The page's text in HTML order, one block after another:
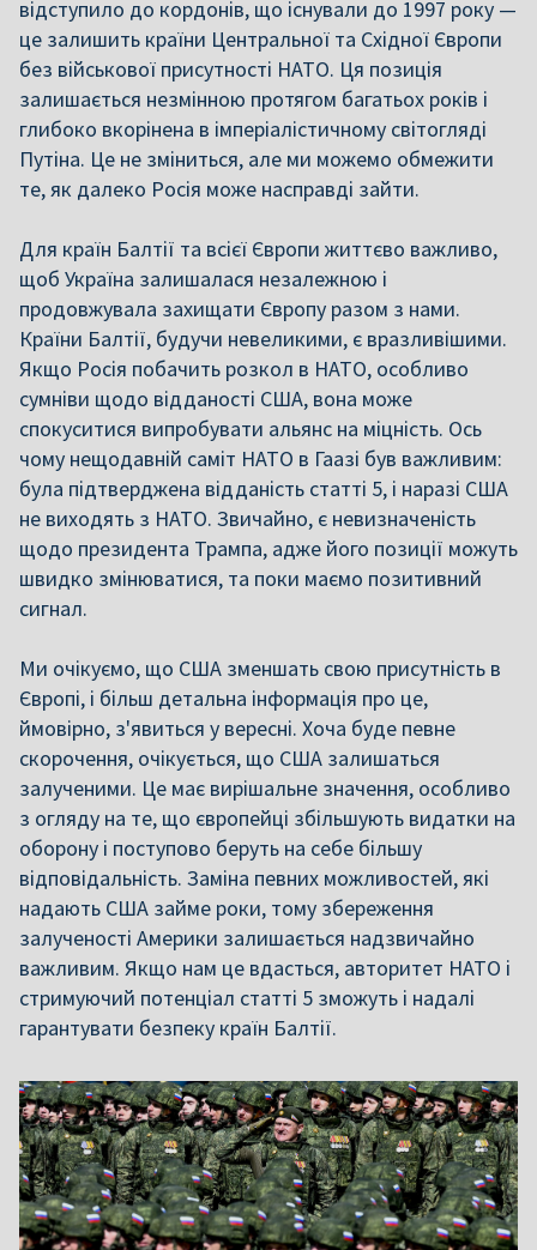
відступило до кордонів, що існували до 1997 року —
це залишить країни Центральної та Східної Європи
без військової присутності НАТО. Ця позиція
залишається незмінною протягом багатьох років і
глибоко вкорінена в імперіалістичному світогляді
Путіна. Це не зміниться, але ми можемо обмежити
те, як далеко Росія може насправді зайти.
Для країн Балтії та всієї Європи життєво важливо,
щоб Україна залишалася незалежною і
продовжувала захищати Європу разом з нами.
Країни Балтії, будучи невеликими, є вразливішими.
Якщо Росія побачить розкол в НАТО, особливо
сумніви щодо відданості США, вона може
спокуситися випробувати альянс на міцність. Ось
чому нещодавній саміт НАТО в Гаазі був важливим:
була підтверджена відданість статті 5, і наразі США
не виходять з НАТО. Звичайно, є невизначеність
щодо президента Трампа, адже його позиції можуть
швидко змінюватися, та поки маємо позитивний
сигнал.
Ми очікуємо, що США зменшать свою присутність в
Європі, і більш детальна інформація про це,
ймовірно, з'явиться у вересні. Хоча буде певне
скорочення, очікується, що США залишаться
залученими. Це має вирішальне значення, особливо
з огляду на те, що європейці збільшують видатки на
оборону і поступово беруть на себе більшу
відповідальність. Заміна певних можливостей, які
надають США займе роки, тому збереження
залученості Америки залишається надзвичайно
важливим. Якщо нам це вдасться, авторитет НАТО і
стримуючий потенціал статті 5 зможуть і надалі
гарантувати безпеку країн Балтії.